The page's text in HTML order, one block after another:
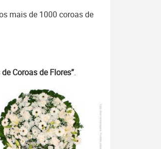
mais de 1000 coroas de
Coroas de Flores”.